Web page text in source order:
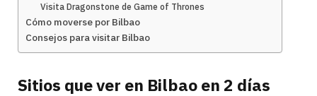
Visita Dragonstone de Game of Thrones
Cómo moverse por Bilbao
Consejos para visitar Bilbao
Sitios que ver en Bilbao en 2 días